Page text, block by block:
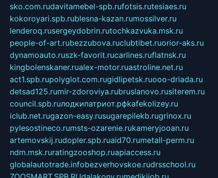
sko.com.rudavitamebel-spb.rufotsis.rutesiaes.ru
kokoroyari.spb.rublesna-kazan.rumossilver.ru
lenderoq.rusergeydobrin.rutochkazvuka.msk.ru
people-of-art.rubezzubova.ruclubtibet.ruorior-aks.ru
dynamoauto.ruszk-favorit.rucarlines.ruflatnsk.ru
kingbolenskaner.rualex-motor.ruastroline.net.ru
act1.spb.rupolyglot.com.rugidlipetsk.ruooo-driada.ru
detsad125.rumir-zdoroviya.rubruslanovo.rusiterem.ru
council.spb.ruлодкипатриот.рфkafekolizey.ru
iclub.net.rugazon-easy.rusugarepilekb.rugrinox.ru
pylesostineco.rumsts-ozarenie.rukameryjooan.ru
artemovskij.rudopler.spb.ruaid70.rumetall-perm.ru
ndm.msk.ruratingzooshop.ruapiaccess.ru
globalautotrade.infobezverhovskoe.rudrsschool.ru